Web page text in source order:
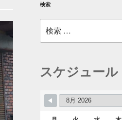
検索
索:
スケジュール